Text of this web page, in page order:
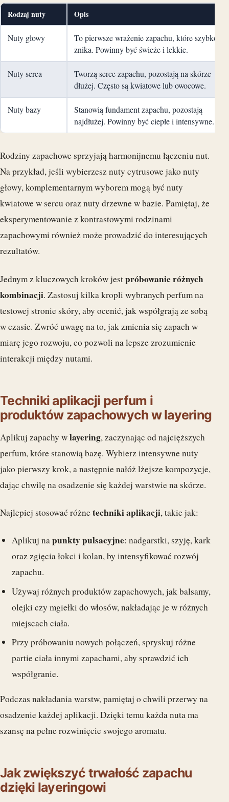
Rodzaj nuty Opis
Nuty głowy
To pierwsze wrażenie zapachu, które szybko
znika. Powinny być świeże i lekkie.
Nuty serca
Tworzą serce zapachu, pozostają na skórze
dłużej. Często są kwiatowe lub owocowe.
Nuty bazy
Stanowią fundament zapachu, pozostają
najdłużej. Powinny być ciepłe i intensywne.
Rodziny zapachowe sprzyjają harmonijnemu łączeniu nut.
Na przykład, jeśli wybierzesz nuty cytrusowe jako nuty
głowy, komplementarnym wyborem mogą być nuty
kwiatowe w sercu oraz nuty drzewne w bazie. Pamiętaj, że
eksperymentowanie z kontrastowymi rodzinami
zapachowymi również może prowadzić do interesujących
rezultatów.
Jednym z kluczowych kroków jestpróbowanie różnych
kombinacji. Zastosuj kilka kropli wybranych perfum na
testowej stronie skóry, aby ocenić, jak współgrają ze sobą
w czasie. Zwróć uwagę na to, jak zmienia się zapach w
miarę jego rozwoju, co pozwoli na lepsze zrozumienie
interakcji między nutami.
Techniki aplikacji perfum i
produktów zapachowych w layering
Aplikuj zapachy wlayering, zaczynając od najcięższych
perfum, które stanowią bazę. Wybierz intensywne nuty
jako pierwszy krok, a następnie nałóż lżejsze kompozycje,
dając chwilę na osadzenie się każdej warstwie na skórze.
Najlepiej stosować różnetechniki aplikacji, takie jak:
Aplikuj napunkty pulsacyjne: nadgarstki, szyję, kark
oraz zgięcia łokci i kolan, by intensyfikować rozwój
zapachu.
Używaj różnych produktów zapachowych, jak balsamy,
olejki czy mgiełki do włosów, nakładając je w różnych
miejscach ciała.
Przy próbowaniu nowych połączeń, spryskuj różne
partie ciała innymi zapachami, aby sprawdzić ich
współgranie.
Podczas nakładania warstw, pamiętaj o chwili przerwy na
osadzenie każdej aplikacji. Dzięki temu każda nuta ma
szansę na pełne rozwinięcie swojego aromatu.
Jak zwiększyć trwałość zapachu
dzięki layeringowi